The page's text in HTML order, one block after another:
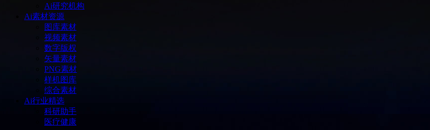
Ai研究机构
Ai素材资源
图库素材
视频素材
数字版权
矢量素材
PNG素材
样机图库
综合素材
Ai行业精选
科研助手
医疗健康